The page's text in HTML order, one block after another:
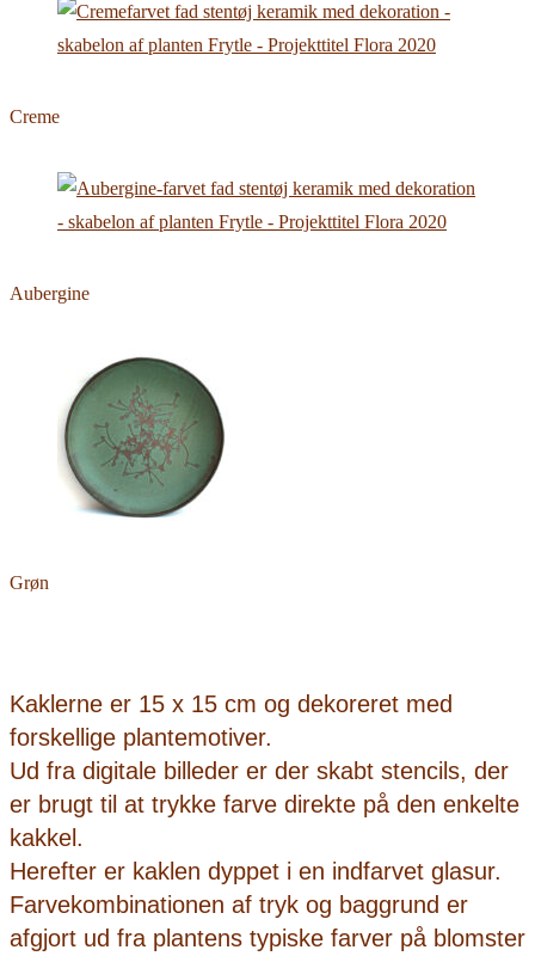
Creme
Aubergine
Grøn
Kaklerne er 15 x 15 cm og dekoreret med
forskellige plantemotiver.
Ud fra digitale billeder er der skabt stencils, der
er brugt til at trykke farve direkte på den enkelte
kakkel.
Herefter er kaklen dyppet i en indfarvet glasur.
Farvekombinationen af tryk og baggrund er
afgjort ud fra plantens typiske farver på blomster